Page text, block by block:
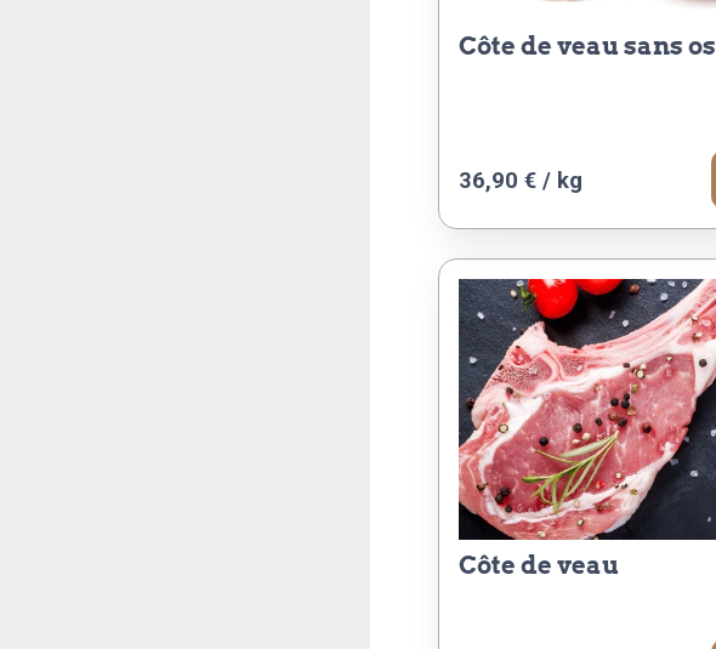
côte de veau sans os
36,90 € / kg
côte de veau